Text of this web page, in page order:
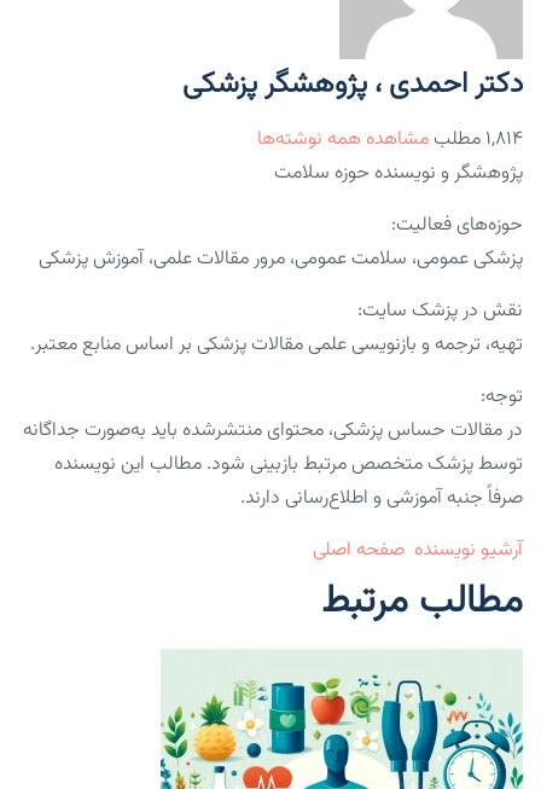
دکتر احمدی ، پژوهشگر پزشکی
۱,۸۱۴ مطلب
مشاهده همه نوشته‌ها
پژوهشگر و نویسنده حوزه سلامت
حوزه‌های فعالیت:
پزشکی عمومی، سلامت عمومی، مرور مقالات علمی، آموزش پزشکی
نقش در پزشک سایت:
تهیه، ترجمه و بازنویسی علمی مقالات پزشکی بر اساس منابع معتبر.
توجه:
در مقالات حساس پزشکی، محتوای منتشرشده باید به‌صورت جداگانه
توسط پزشک متخصص مرتبط بازبینی شود. مطالب این نویسنده
صرفاً جنبه آموزشی و اطلاع‌رسانی دارند.
آرشیو نویسنده صفحه اصلی
مطالب مرتبط